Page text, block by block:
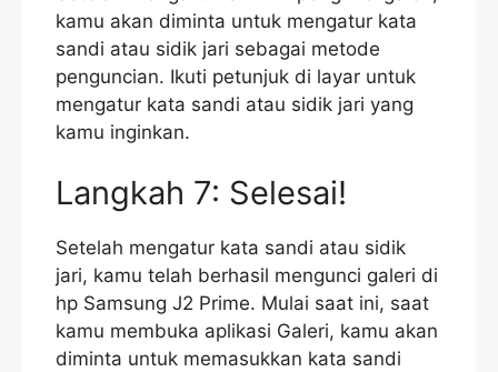
kamu akan diminta untuk mengatur kata
sandi atau sidik jari sebagai metode
penguncian. Ikuti petunjuk di layar untuk
mengatur kata sandi atau sidik jari yang
kamu inginkan.
Langkah 7: Selesai!
Setelah mengatur kata sandi atau sidik
jari, kamu telah berhasil mengunci galeri di
hp Samsung J2 Prime. Mulai saat ini, saat
kamu membuka aplikasi Galeri, kamu akan
diminta untuk memasukkan kata sandi